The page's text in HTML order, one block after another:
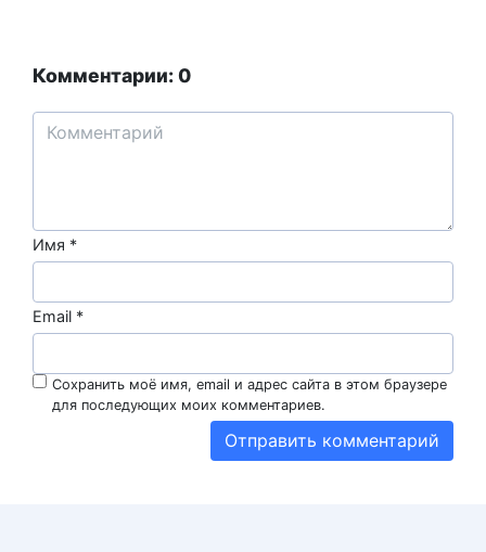
Комментарии: 0
Имя *
Email *
Сохранить моё имя, email и адрес сайта в этом браузере
для последующих моих комментариев.